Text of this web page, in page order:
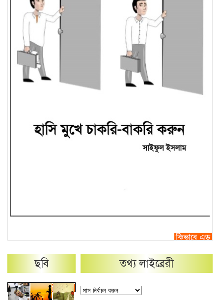
ছবি তথ্য লাইব্রেরী